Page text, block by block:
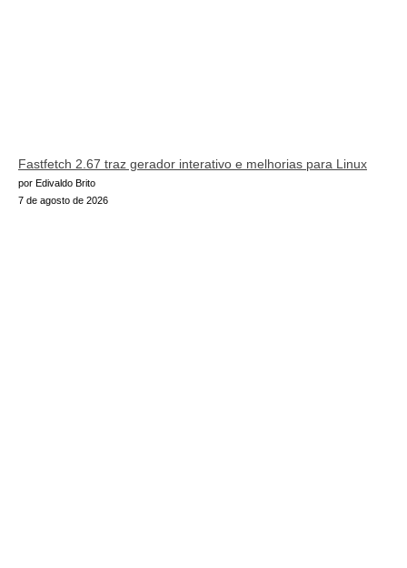
Fastfetch 2.67 traz gerador interativo e melhorias para Linux
por Edivaldo Brito
7 de agosto de 2026